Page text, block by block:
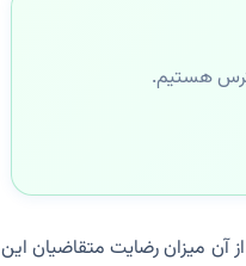
هستیم.
میزان رضایت متقاضیان این